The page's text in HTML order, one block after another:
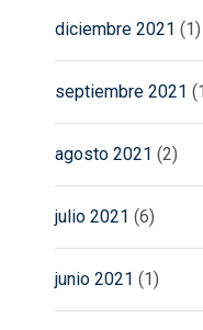
diciembre 2021 (1)
septiembre 2021
agosto 2021 (2)
julio 2021 (6)
junio 2021 (1)